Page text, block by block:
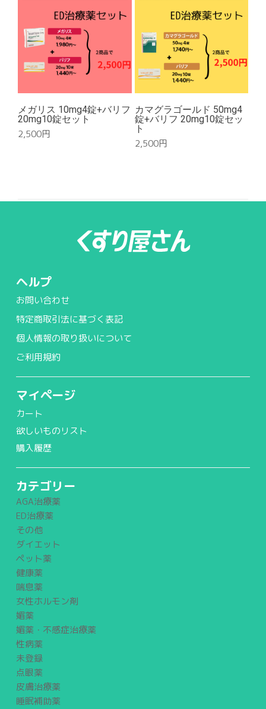
メガリス 10mg4錠+バリフ
20mg10錠セット
2,500円
カマグラゴールド 50mg4
錠+バリフ 20mg10錠セッ
ト
2,500円
ヘルプ
お問い合わせ
特定商取引法に基づく表記
個人情報の取り扱いについて
ご利用規約
マイページ
カート
欲しいものリスト
購入履歴
カテゴリー
AGA治療薬
ED治療薬
その他
ダイエット
ペット薬
健康薬
喘息薬
女性ホルモン剤
媚薬
媚薬・不感症治療薬
性病薬
未登録
点眼薬
皮膚治療薬
睡眠補助薬